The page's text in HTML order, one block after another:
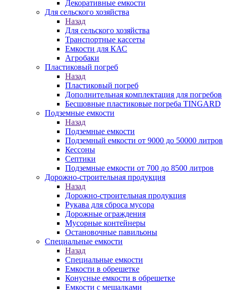
Декоративные емкости
Для сельского хозяйства
Назад
Для сельского хозяйства
Транспортные кассеты
Емкости для КАС
Агробаки
Пластиковый погреб
Назад
Пластиковый погреб
Дополнительная комплектация для погребов
Бесшовные пластиковые погреба TINGARD
Подземные емкости
Назад
Подземные емкости
Подземный емкости от 9000 до 50000 литров
Кессоны
Септики
Подземные емкости от 700 до 8500 литров
Дорожно-строительная продукция
Назад
Дорожно-строительная продукция
Рукава для сброса мусора
Дорожные ограждения
Мусорные контейнеры
Остановочные павильоны
Специальные емкости
Назад
Специальные емкости
Емкости в обрешетке
Конусные емкости в обрешетке
Емкости с мешалками